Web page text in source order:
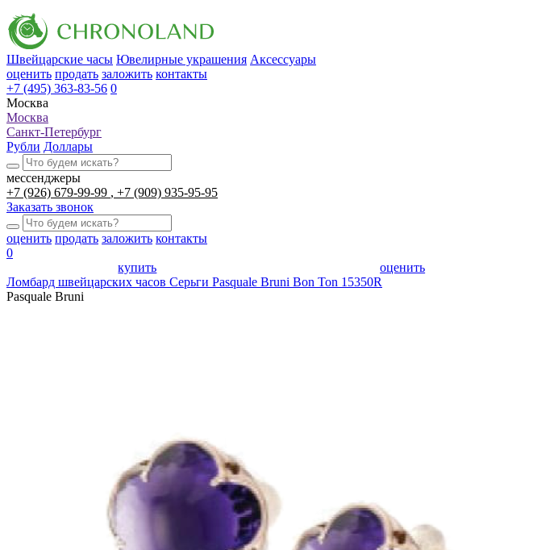
Швейцарские часы Ювелирные украшения Аксессуары
оценить продать заложить контакты
+7 (495) 363-83-56 0
Москва
Москва
Санкт-Петербург
Рубли Доллары
мессенджеры
+7 (926) 679-99-99
+7 (909) 935-95-95
Заказать звонок
оценить продать заложить контакты
0
купить
оценить
Ломбард швейцарских часов Серьги Pasquale Bruni Bon Ton 15350R
Pasquale Bruni